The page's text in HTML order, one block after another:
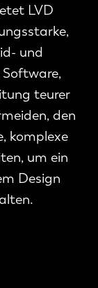
LVD
und
teurer
den
komplexe
um ein
Design